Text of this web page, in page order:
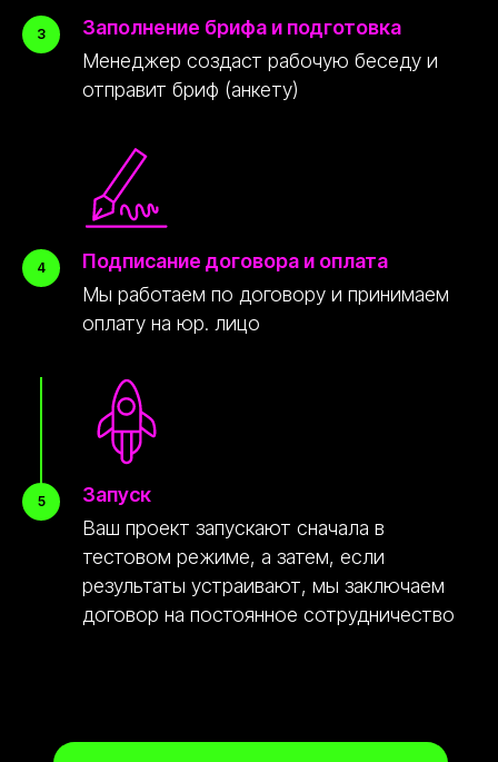
Заполнение брифа и подготовка
Менеджер создаст рабочую беседу и
отправит бриф (анкету)
Подписание договора и оплата
Мы работаем по договору и принимаем
оплату на юр. лицо
Запуск
Ваш проект запускают сначала в
тестовом режиме, а затем, если
результаты устраивают, мы заключаем
договор на постоянное сотрудничество
административный округ, Москва
ПН-ПТ 09:00 - 21:00
Открыть в картах
nikolai@peremoney.ru
Написать в Телеграм